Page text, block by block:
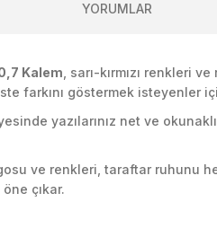
YORUMLAR
Kalem , sarı-kırmızı renkleri
farkını göstermek isteyenler
yazılarınız net ve
ve renkleri, taraftar ruhunu
çıkar.